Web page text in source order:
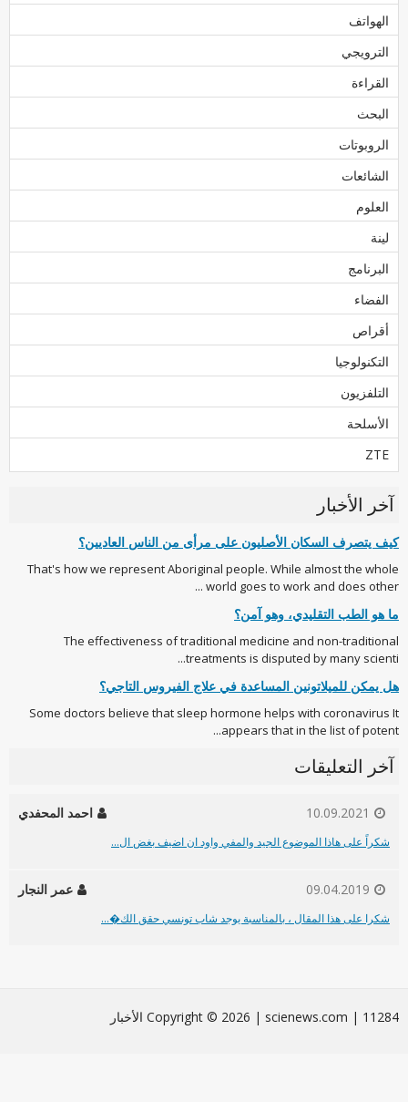
الهواتف
الترويجي
القراءة
البحث
الروبوتات
الشائعات
العلوم
لينة
البرنامج
الفضاء
أقراص
التكنولوجيا
التلفزيون
الأسلحة
ZTE
آخر الأخبار
كيف يتصرف السكان الأصليون على مرأى من الناس العاديين؟
That's how we represent Aboriginal people. While almost the whole
world goes to work and does other ...
ما هو الطب التقليدي، وهو آمن؟
The effectiveness of traditional medicine and non-traditional
treatments is disputed by many scienti...
هل يمكن للميلاتونين المساعدة في علاج الفيروس التاجي؟
Some doctors believe that sleep hormone helps with coronavirus It
appears that in the list of potent...
آخر التعليقات
احمد المحفدي 10.09.2021
شكراً على هاذا الموضوع الجيد والمفي واود ان اضيف بغض ال...
عمر النجار 09.04.2019
شكرا على هذا المقال ، بالمناسبة يوجد شاب تونسي حقق الك�...
Сopyright © 2026 | scienews.com | 11284 الأخبار